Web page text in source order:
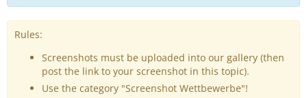
Rules:
Screenshots must be uploaded into our gallery (then
post the link to your screenshot in this topic).
Use the category "Screenshot Wettbewerbe"!